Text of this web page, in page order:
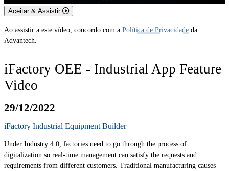
Aceitar & Assistir
Ao assistir a este vídeo, concordo com a Política de Privacidade da
Advantech.
iFactory OEE - Industrial App Feature
Video
29/12/2022
iFactory Industrial Equipment Builder
Under Industry 4.0, factories need to go through the process of
digitalization so real-time management can satisfy the requests and
requirements from different customers. Traditional manufacturing causes